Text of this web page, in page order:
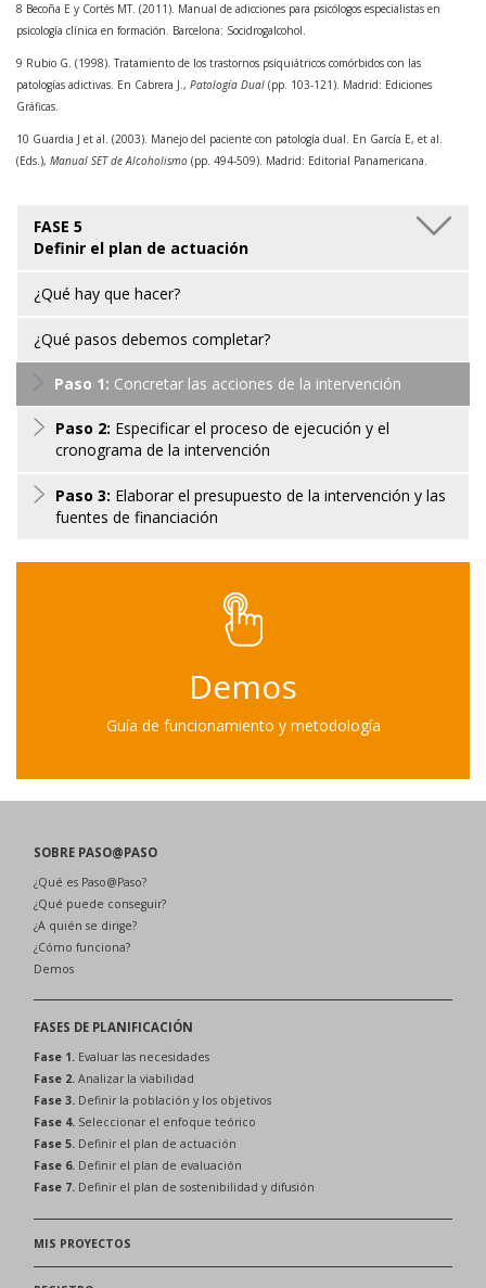
8 Becoña E y Cortés MT. (2011). Manual de adicciones para psicólogos especialistas en
psicología clínica en formación. Barcelona: Socidrogalcohol.
9 Rubio G. (1998). Tratamiento de los trastornos psiquiátricos comórbidos con las
patologías adictivas. En Cabrera J., Patología Dual (pp. 103-121). Madrid: Ediciones
Gráficas.
10 Guardia J et al. (2003). Manejo del paciente con patología dual. En García E, et al.
(Eds.), Manual SET de Alcoholismo (pp. 494-509). Madrid: Editorial Panamericana.
FASE 5
Definir el plan de actuación
¿Qué hay que hacer?
¿Qué pasos debemos completar?
Paso 1: Concretar las acciones de la intervención
Paso 2: Especificar el proceso de ejecución y el
cronograma de la intervención
Paso 3: Elaborar el presupuesto de la intervención y las
fuentes de financiación
Demos
Guía de funcionamiento y metodología
SOBRE PASO@PASO
¿Qué es Paso@Paso?
¿Qué puede conseguir?
¿A quién se dirige?
¿Cómo funciona?
Demos
FASES DE PLANIFICACIÓN
Fase 1. Evaluar las necesidades
Fase 2. Analizar la viabilidad
Fase 3. Definir la población y los objetivos
Fase 4. Seleccionar el enfoque teórico
Fase 5. Definir el plan de actuación
Fase 6. Definir el plan de evaluación
Fase 7. Definir el plan de sostenibilidad y difusión
MIS PROYECTOS